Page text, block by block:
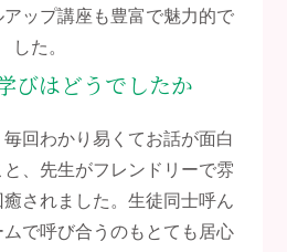
ップ講座も豊富で魅力的で
した。
びはどうでしたか
回わかり易くてお話が面白
、先生がフレンドリーで雰
されました。生徒同士呼ん
で呼び合うのもとても居心